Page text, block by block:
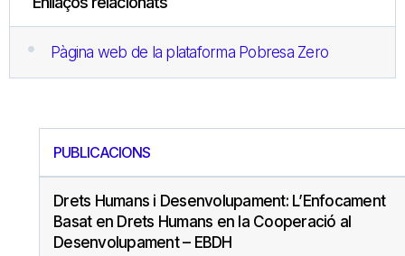
Pàgina web de la plataforma Pobresa Zero
PUBLICACIONS
Drets Humans i Desenvolupament: L’Enfocament
Basat en Drets Humans en la Cooperació al
Desenvolupament – EBDH